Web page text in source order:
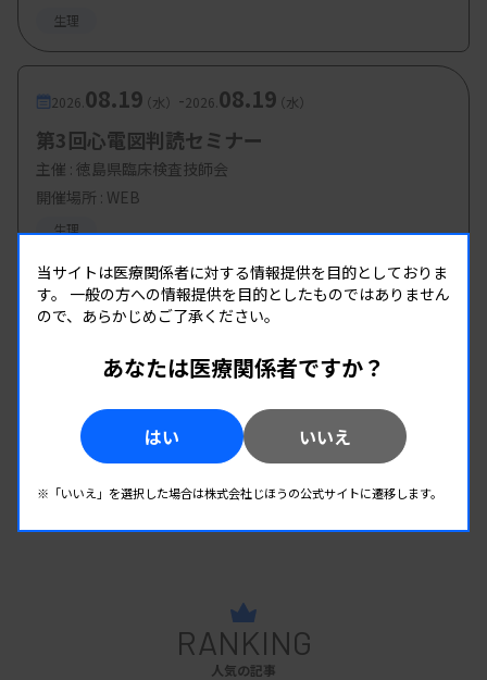
生理
2026. 08.19（水） -2026. 08.19（水）
第3回心電図判読セミナー
主催 : 徳島県臨床検査技師会
開催場所 : WEB
生理
RANKING
人気の記事
当サイトは医療関係者に対する情報提供を目的としておりま
す。 一般の方への情報提供を目的としたものではありません
ので、あらかじめご了承ください。
あなたは医療関係者ですか？
はい いいえ
※「いいえ」を選択した場合は株式会社じほうの公式サイトに遷移します。